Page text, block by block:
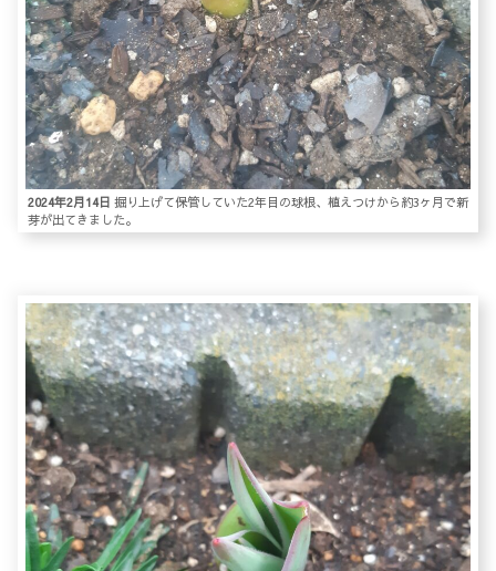
2024年2月14日 掘り上げて保管していた2年目の球根、植えつけから約3ヶ月で新
芽が出てきました。